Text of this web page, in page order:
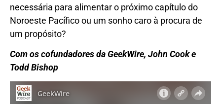
necessária para alimentar o próximo capítulo do
Noroeste Pacífico ou um sonho caro à procura de
um propósito?
Com os cofundadores da GeekWire, John Cook e
Todd Bishop